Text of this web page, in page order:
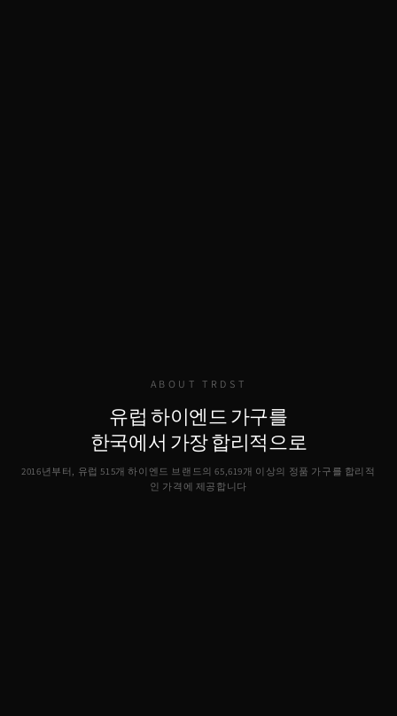
ABOUT TRDST
유럽 하이엔드 가구를
한국에서 가장 합리적으로
2016년부터, 유럽 515개 하이엔드 브랜드의65,619개 이상의 정품 가구를 합리적
인 가격에 제공합니다